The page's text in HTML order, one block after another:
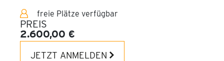
freie Plätze verfügbar
PREIS
2.600,00 €
JETZT ANMELDEN